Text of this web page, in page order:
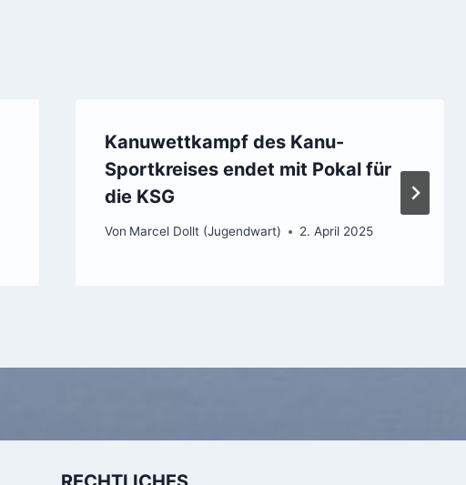
Kanuwettkampf des Kanu-
Sportkreises endet mit Pokal für
die KSG
Von Marcel Dollt (Jugendwart) 2. April 2025